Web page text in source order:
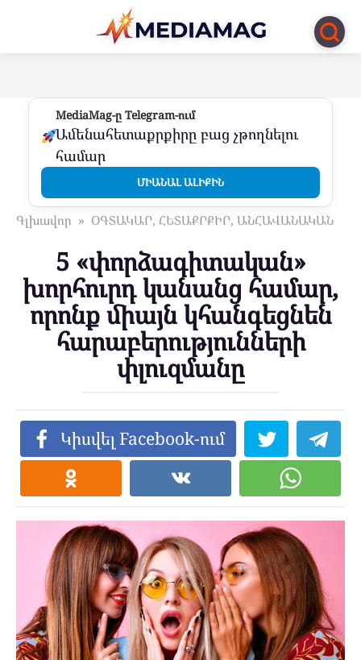
Перейти
контенту
MediaMag-ը Telegram-ում
Ամենահետաքրքիրը բաց չթողնելու
համար
ՄԻԱՆԱԼ ԱԼԻՔԻՆ
Գլխավոր » ՕԳՏԱԿԱՐ, ՀԵՏԱՔՐՔԻՐ, ԱՆՀԱՎԱՆԱԿԱՆ
5 «փորձագիտական»
խորհուրդ կանանց համար,
որոնք միայն կհանգեցնեն
հարաբերությունների
փլուզմանը
Կիսվել Facebook-ում